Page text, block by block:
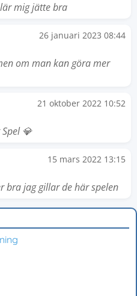
mig jätte bra
26 januari 2023 08:44
om man kan göra mer
21 oktober 2022 10:52
💎
15 mars 2022 13:15
bra jag gillar de här spelen